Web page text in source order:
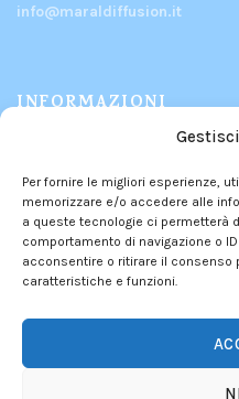
Per fornire le migliori esperienze,
memorizzare e/o accedere alle
a queste tecnologie ci permetterà
comportamento di navigazione o
acconsentire o ritirare il consenso
caratteristiche e funzioni.
info@maraldiffusion.it
INFORMAZIONI
CHI SIAMO
CONTATTI
POLITICA DEI RESI
PRIVACY POLICY–COOKIE
INFORMATIVA DEI CONTRIBUTI